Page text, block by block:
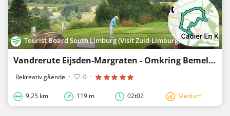
Tourist Board South Limburg (Visit Zuid-Limburg)
Vandrerute Eijsden-Margraten - Omkring Bemelen
Rekreativ gående · 0 ·
9,25 km 119 m 02t02 Medium